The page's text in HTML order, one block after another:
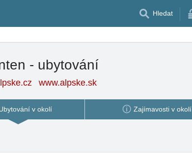
Hledat
- ubytování
www.alpske.sk
v okolí Zajímavosti v okolí